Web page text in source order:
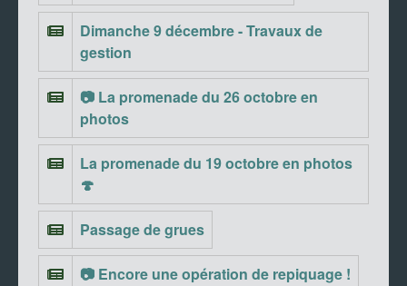
Dimanche 9 décembre - Travaux de
gestion
📷 La promenade du 26 octobre en
photos
La promenade du 19 octobre en photos
🍄
Passage de grues
📷 Encore une opération de repiquage !